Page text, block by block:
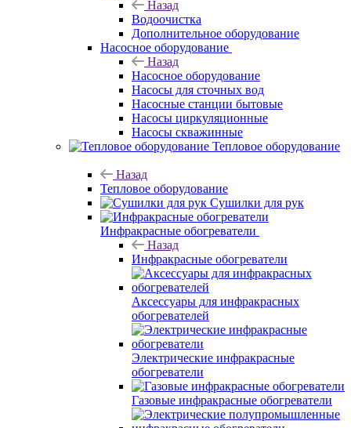
Назад
Водоочистка
Дополнительное оборудование
Насосное оборудование
Назад
Насосное оборудование
Насосы для сточных вод
Насосные станции бытовые
Насосы циркуляционные
Насосы скважинные
Тепловое оборудование
Назад
Тепловое оборудование
Сушилки для рук
Инфракрасные обогреватели
Назад
Инфракрасные обогреватели
Аксессуары для инфракрасных
обогревателей
Электрические инфракрасные
обогреватели
Газовые инфракрасные обогреватели